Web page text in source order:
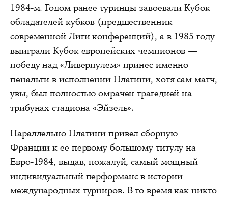
1984-м. Годом ранее туринцы завоевали Кубок
обладателей кубков (предшественник
современной Лиги конференций), а в 1985 году
выиграли Кубок европейских чемпионов —
победу над «Ливерпулем» принес именно
пенальти в исполнении Платини, хотя сам матч,
увы, был полностью омрачен трагедией на
трибунах стадиона «Эйзель».
Параллельно Платини привел сборную
Франции к ее первому большому титулу на
Евро-1984, выдав, пожалуй, самый мощный
индивидуальный перформанс в истории
международных турниров. В то время как никто